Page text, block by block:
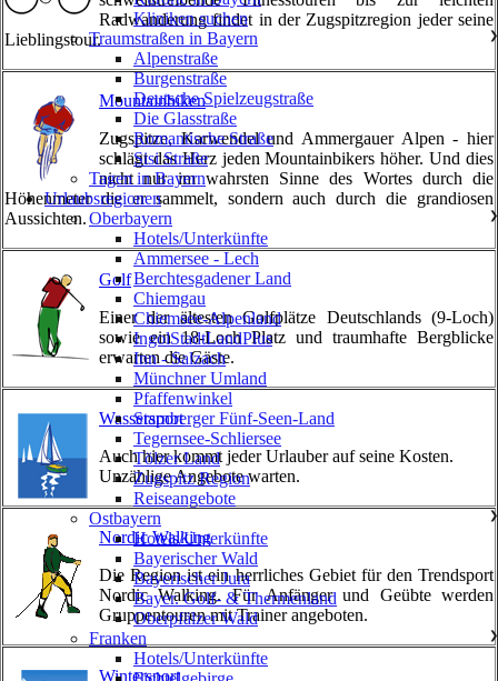
Radwanderung findet in der Zugspitzregion jeder seine
Lieblingstour.
Mountainbiken
Zugspitze, Karwendel und Ammergauer Alpen - hier
schlägt das Herz jeden Mountainbikers höher. Und dies
nicht nur im wahrsten Sinne des Wortes durch die
Höhenmeter die er sammelt, sondern auch durch die grandiosen
Aussichten.
Golf
Einer der ältesten Golfplätze Deutschlands (9-Loch)
sowie ein 18-Loch Platz und traumhafte Bergblicke
erwarten die Gäste.
Wassersport
Auch hier kommt jeder Urlauber auf seine Kosten.
Unzählige Angebote warten.
Nordic Walking
Die Region ist ein herrliches Gebiet für den Trendsport
Nordic Walking. Für Anfänger und Geübte werden
Gruppentouren mit Trainer angeboten.
Wintersport
Kliniken suchen
Traumstraßen in Bayern
❯
Alpenstraße
Burgenstraße
Deutsche Spielzeugstraße
Die Glasstraße
Romantische Straße
Sisi Straße
Tagen in Bayern
Urlaubsregionen
Oberbayern
❯
Hotels/Unterkünfte
Ammersee - Lech
Berchtesgadener Land
Chiemgau
Chiemsee-Alpenland
IngolStadtLandPlus
Inn - Salzach
Münchner Umland
Pfaffenwinkel
Starnberger Fünf-Seen-Land
Tegernsee-Schliersee
Tölzer Land
Zugspitz Region
Reiseangebote
Ostbayern
❯
Hotels/Unterkünfte
Bayerischer Wald
Bayerischer Jura
Bayer. Golf- & Thermenland
Oberpfälzer Wald
Franken
❯
Hotels/Unterkünfte